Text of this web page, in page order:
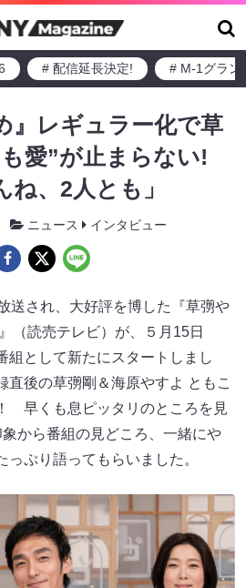
# 配信延長決定! # M-1グラン
』レギュラー化で草
愛”が止まらない!
ね、2人とも」
ニュース インタビュー
送され、大好評を博した『草彅や
（読売テレビ）が、５月15日
組として新たにスタートしまし
直後の草彅剛＆海原やすよ ともこ
早くも息ピッタリのところを見
から番組の見どころ、一緒にや
っぷり語ってもらいました。